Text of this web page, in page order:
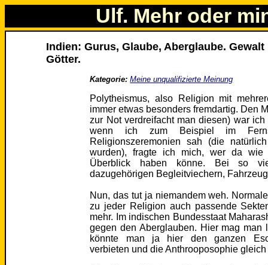
Ulf. Mehr oder
Indien: Gurus, Glaube, Aberglaube. Gewalt
Götter.
Kategorie: Meine unqualifizierte Meinung
Polytheismus, also Religion mit
immer etwas besonders fremdartig. Den
zur Not verdreifacht man diesen) war
wenn ich zum Beispiel im
Religionszeremonien sah (die
wurden), fragte ich mich, wer da
Überblick haben könne. Bei so
dazugehörigen Begleitviechern,
Nun, das tut ja niemandem weh.
zu jeder Religion auch passende
mehr. Im indischen Bundesstaat
gegen den Aberglauben. Hier mag
könnte man ja hier den ganzen
verbieten und die Anthrooposophie gleich